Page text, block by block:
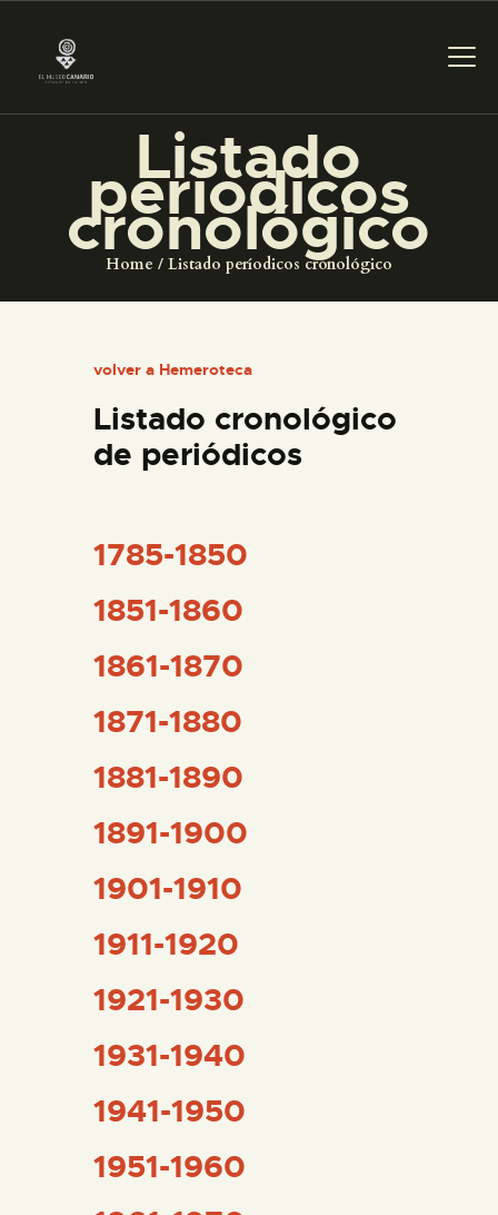
Listado
períodicos
cronológico
Home Listado períodicos cronológico
PREPARAR LA VISITA
ACTIVIDADES
COLECCIONES
PREPARAR LA VISITA
ACTIVIDADES
█
DIDÁCTICA
ESPAÑOL
volver a Hemeroteca
Listado cronológico
de periódicos
1785-1850
1851-1860
1861-1870
1871-1880
1881-1890
1891-1900
1901-1910
1911-1920
1921-1930
1931-1940
1941-1950
1951-1960